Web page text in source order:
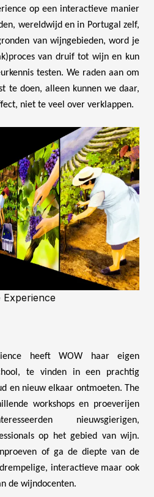
op een interactieve manier
wereldwijd en in Portugal zelf,
van wijngebieden, word je
van druif tot wijn en kun
testen. We raden aan om
te doen, alleen kunnen we daar,
niet te veel over verklappen.
Experience
heeft WOW haar eigen
te vinden in een prachtig
en nieuw elkaar ontmoeten. The
workshops en proeverijen
nieuwsgierigen,
op het gebied van wijn.
of ga de diepte van de
interactieve maar ook
de wijndocenten.